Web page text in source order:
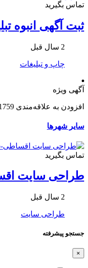
تماس بگیرید
ثبت آگهی انبوه
2 سال قبل
چاپ و تبلیغات
آگهی ویژه
افزودن به علاقه‌مندی 1759
سایر شهرها
تماس بگیرید
طراحی سایت
2 سال قبل
طراحی سایت
جستجو پیشرفته
×